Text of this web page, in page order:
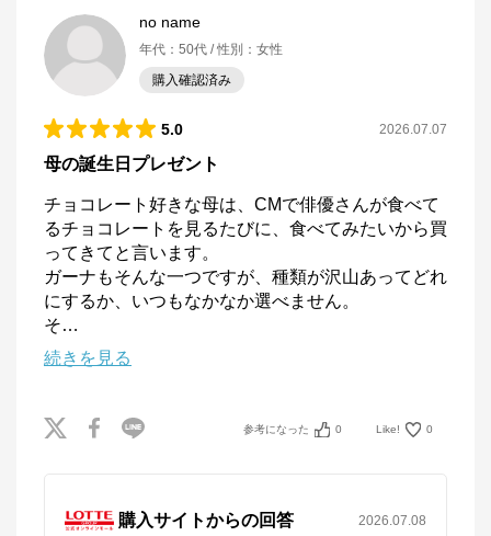
no name
年代 ： 50代 性別 ： 女性
購入確認済み
5.0 2026.07.07
母の誕生日プレゼント
チョコレート好きな母は、CMで俳優さんが食べて
るチョコレートを見るたびに、食べてみたいから買
ってきてと言います。
ガーナもそんな一つですが、種類が沢山あってどれ
にするか、いつもなかなか選べません。
そ…
続きを見る
参考になった 0 Like! 0
購入サイトからの回答 2026.07.08
公式ECサイト
※外部サイトが開きます
LOTTE GROUP公式オンラインモール
コメント
ロッテ公式オンラインモール
お口の恋人ロッテが運営する公式オンラインモールで
す。お菓子・アイスだけでは無く、HMBコーラゲン
おります。